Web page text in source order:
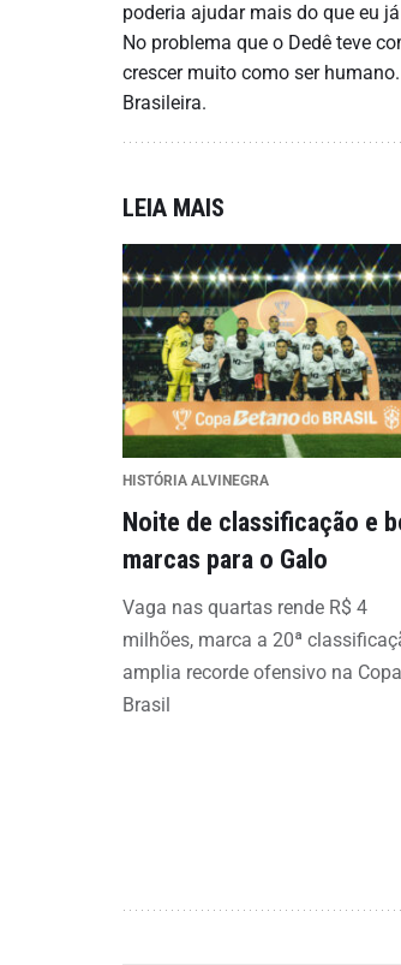
poderia ajudar mais do que eu
No problema que o Dedê teve
crescer muito como ser
Brasileira.
LEIA MAIS
HISTÓRIA ALVINEGRA
Noite de classificação e
marcas para o Galo
Vaga nas quartas rende R$ 4
milhões, marca a 20ª
amplia recorde ofensivo na
Brasil